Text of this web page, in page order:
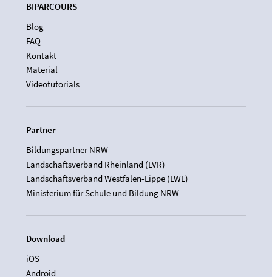
BIPARCOURS
Blog
FAQ
Kontakt
Material
Videotutorials
Partner
Bildungspartner NRW
Landschaftsverband Rheinland (LVR)
Landschaftsverband Westfalen-Lippe (LWL)
Ministerium für Schule und Bildung NRW
Download
iOS
Android